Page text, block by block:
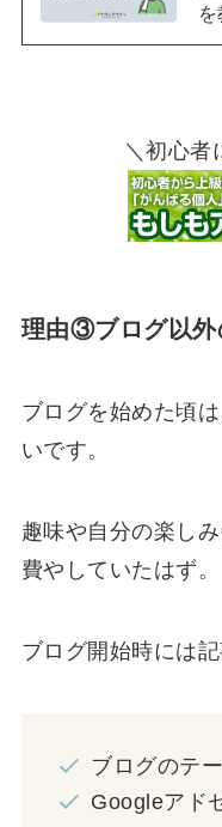
を
＼初心者
理由③ブログ以外
ブログを始めた頃
いです。
趣味や自分の楽し
費やしていたはず。
ブログ開始時には
ブログのテ
Googleアド